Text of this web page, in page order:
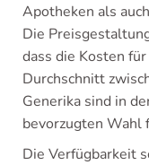
Apotheken als
Die
dass die Kosten
Durchschnitt
Generika sind in
bevorzugten Wahl
Die Verfügbarkeit